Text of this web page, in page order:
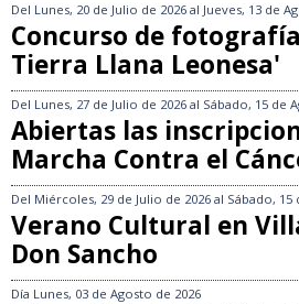
Del Lunes, 20 de Julio de 2026 al Jueves, 13 de
Concurso de
Tierra Llana Leonesa'
Del Lunes, 27 de Julio de 2026 al Sábado, 15 de
Abiertas las
Marcha Contra el
Del Miércoles, 29 de Julio de 2026 al Sábado, 15
Verano Cultural en
Don Sancho
Día Lunes, 03 de Agosto de 2026